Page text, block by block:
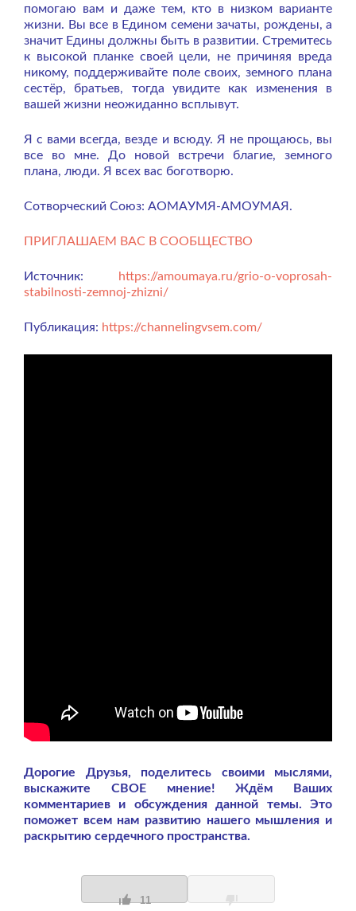
помогаю вам и даже тем, кто в низком варианте
жизни. Вы все в Едином семени зачаты, рождены, а
значит Едины должны быть в развитии. Стремитесь
к высокой планке своей цели, не причиняя вреда
никому, поддерживайте поле своих, земного плана
сестёр, братьев, тогда увидите как изменения в
вашей жизни неожиданно всплывут.
Я с вами всегда, везде и всюду. Я не прощаюсь, вы
все во мне. До новой встречи благие, земного
плана, люди. Я всех вас боготворю.
Сотворческий Союз: АОМАУМЯ-АМОУМАЯ.
ПРИГЛАШАЕМ ВАС В СООБЩЕСТВО
Источник:
https://amoumaya.ru/grio-o-voprosah-
stabilnosti-zemnoj-zhizni/
Публикация: https://channelingvsem.com/
Дорогие Друзья, поделитесь своими мыслями,
выскажите СВОЕ мнение! Ждём Ваших
комментариев и обсуждения данной темы. Это
поможет всем нам развитию нашего мышления и
раскрытию сердечного пространства.
11